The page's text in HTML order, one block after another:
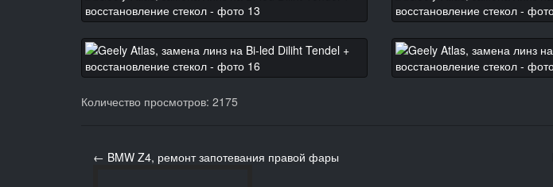
Количество просмотров: 2175
← BMW Z4, ремонт запотевания правой фары